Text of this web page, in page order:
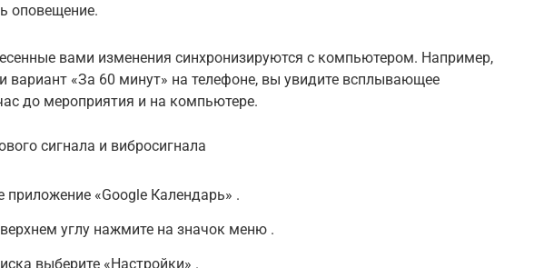
оповещение.
вами изменения синхронизируются с компьютером. Например,
вариант «За 60 минут» на телефоне, вы увидите всплывающее
до мероприятия и на компьютере.
сигнала и вибросигнала
приложение «Google Календарь» .
углу нажмите на значок меню .
выберите «Настройки» .